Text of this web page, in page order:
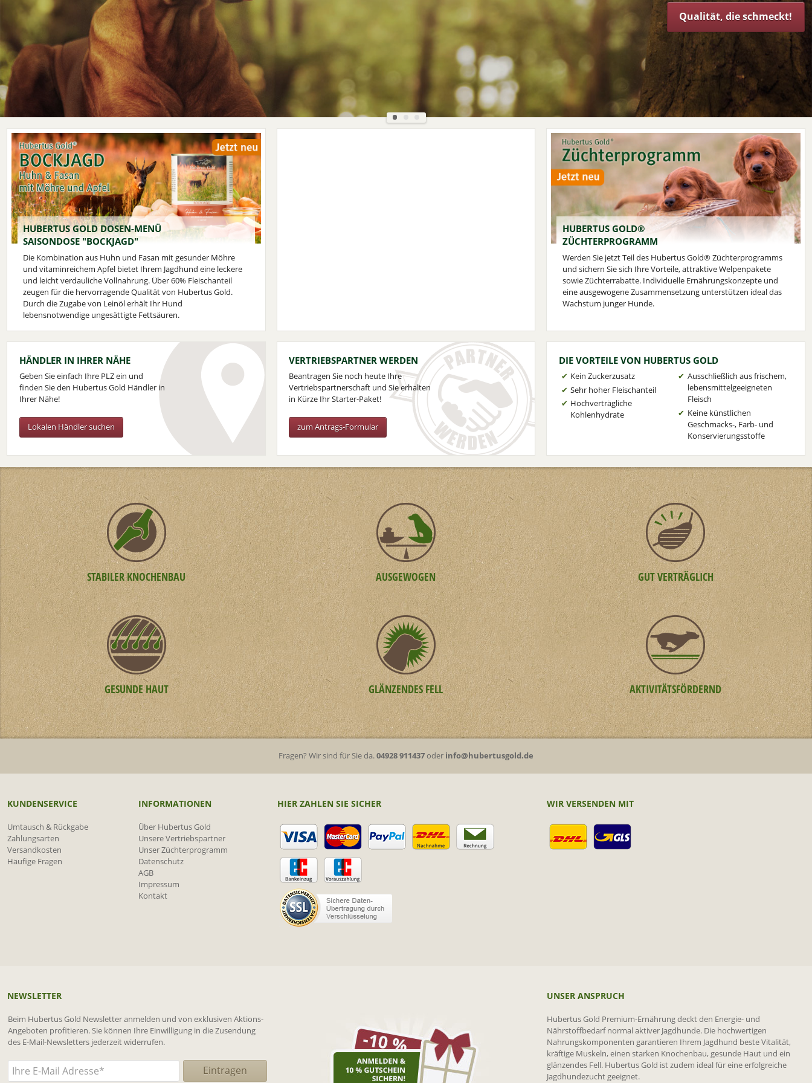
Qualität, die schmeckt!
Zu den Junior-Dosen!
HUBERTUS GOLD DOSEN-MENÜ
SAISONDOSE "BOCKJAGD"
Die Kombination aus Huhn und Fasan mit gesunder Möhre
und vitaminreichem Apfel bietet Ihrem Jagdhund eine leckere
und leicht verdauliche Vollnahrung. Über 60% Fleischanteil
zeugen für die hervorragende Qualität von Hubertus Gold.
Durch die Zugabe von Leinöl erhält Ihr Hund
lebensnotwendige ungesättigte Fettsäuren.
HUBERTUS GOLD®
ZÜCHTERPROGRAMM
Werden Sie jetzt Teil des Hubertus Gold® Züchterprogramms
und sichern Sie sich Ihre Vorteile, attraktive Welpenpakete
sowie Züchterrabatte. Individuelle Ernährungskonzepte und
eine ausgewogene Zusammensetzung unterstützen ideal das
Wachstum junger Hunde.
HÄNDLER IN IHRER NÄHE
Geben Sie einfach Ihre PLZ ein und
finden Sie den Hubertus Gold Händler in
Ihrer Nähe!
Lokalen Händler suchen
VERTRIEBSPARTNER WERDEN
Beantragen Sie noch heute Ihre
Vertriebspartnerschaft und Sie erhalten
in Kürze Ihr Starter-Paket!
zum Antrags-Formular
DIE VORTEILE VON HUBERTUS GOLD
Kein Zuckerzusatz
Sehr hoher Fleischanteil
Hochverträgliche
Kohlenhydrate
Ausschließlich aus frischem,
lebensmittelgeeigneten
Fleisch
Keine künstlichen
Geschmacks-, Farb- und
Konservierungsstoffe
STABILER KNOCHENBAU AUSGEWOGEN GUT VERTRÄGLICH
GESUNDE HAUT GLÄNZENDES FELL AKTIVITÄTSFÖRDERND
Fragen? Wir sind für Sie da.04928 911437oder info@hubertusgold.de
KUNDENSERVICE
Umtausch & Rückgabe
Zahlungsarten
Versandkosten
Häufige Fragen
INFORMATIONEN
Über Hubertus Gold
Unsere Vertriebspartner
Unser Züchterprogramm
Datenschutz
AGB
Impressum
Kontakt
HIER ZAHLEN SIE SICHER WIR VERSENDEN MIT
NEWSLETTER
Beim Hubertus Gold Newsletter anmelden und von exklusiven Aktions-
Angeboten profitieren. Sie können Ihre Einwilligung in die Zusendung
des E-Mail-Newsletters jederzeit widerrufen.
UNSER ANSPRUCH
Hubertus Gold Premium-Ernährung deckt den Energie- und
Nährstoffbedarf normal aktiver Jagdhunde. Die hochwertigen
Nahrungskomponenten garantieren Ihrem Jagdhund beste Vitalität,
kräftige Muskeln, einen starken Knochenbau, gesunde Haut und ein
glänzendes Fell. Hubertus Gold ist zudem ideal für eine erfolgreiche
Jagdhundezucht geeignet.